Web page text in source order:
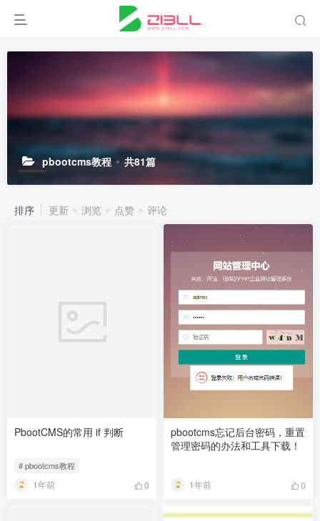
pbootcms教程 共81篇
排序 更新 浏览 点赞 评论
PbootCMS的常用 if 判断
# pbootcms教程
1年前 0
pbootcms忘记后台密码，重置
管理密码的办法和工具下载！
1年前 0